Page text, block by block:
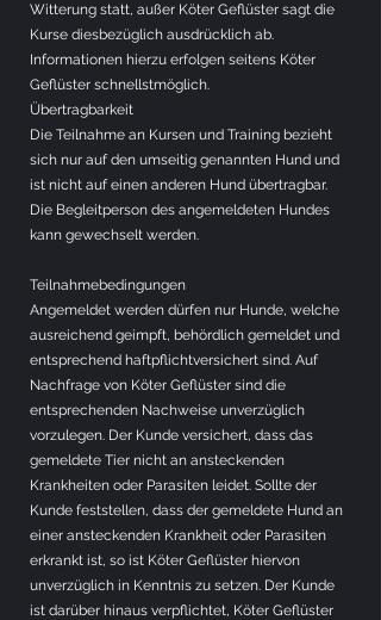
Witterung statt, außer Köter Geflüster sagt die
Kurse diesbezüglich ausdrücklich ab.
Informationen hierzu erfolgen seitens Köter
Geflüster schnellstmöglich.
Übertragbarkeit
Die Teilnahme an Kursen und Training bezieht
sich nur auf den umseitig genannten Hund und
ist nicht auf einen anderen Hund übertragbar.
Die Begleitperson des angemeldeten Hundes
kann gewechselt werden.
Teilnahmebedingungen
Angemeldet werden dürfen nur Hunde, welche
ausreichend geimpft, behördlich gemeldet und
entsprechend haftpflichtversichert sind. Auf
Nachfrage von Köter Geflüster sind die
entsprechenden Nachweise unverzüglich
vorzulegen. Der Kunde versichert, dass das
gemeldete Tier nicht an ansteckenden
Krankheiten oder Parasiten leidet. Sollte der
Kunde feststellen, dass der gemeldete Hund an
einer ansteckenden Krankheit oder Parasiten
erkrankt ist, so ist Köter Geflüster hiervon
unverzüglich in Kenntnis zu setzen. Der Kunde
ist darüber hinaus verpflichtet, Köter Geflüster